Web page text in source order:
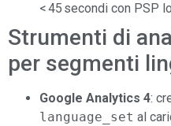
< 45 secondi con PSP
Strumenti di
per segmenti
Google Analytics 4:
language_set al